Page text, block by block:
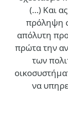
(…) Και
πρόληψη
απόλυτη
πρώτα την
των
να